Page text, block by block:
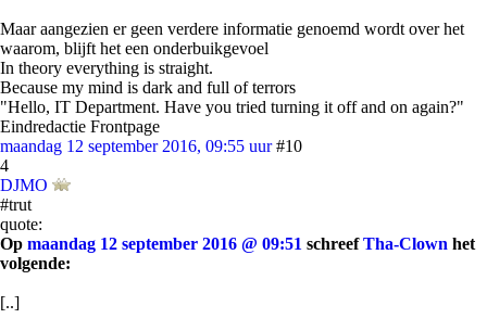
Maar aangezien er geen verdere informatie genoemd wordt over het
waarom, blijft het een onderbuikgevoel
In theory everything is straight.
Because my mind is dark and full of terrors
"Hello, IT Department. Have you tried turning it off and on again?"
Eindredactie Frontpage
maandag 12 september 2016, 09:55 uur #10
4
DJMO
#trut
quote:
Op maandag 12 september 2016 @ 09:51 schreefTha-Clown het
volgende:
[..]